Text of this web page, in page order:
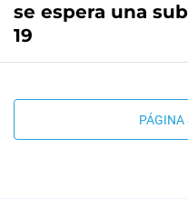
se espera una
19
PÁGINA